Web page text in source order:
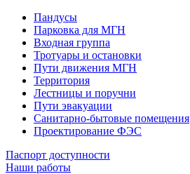
Пандусы
Парковка для МГН
Входная группа
Тротуары и остановки
Пути движения МГН
Территория
Лестницы и поручни
Пути эвакуации
Санитарно-бытовые помещения
Проектирование ФЭС
Паспорт доступности
Наши работы